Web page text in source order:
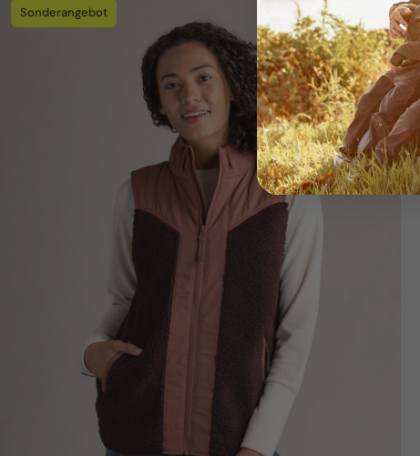
Sonderangebot